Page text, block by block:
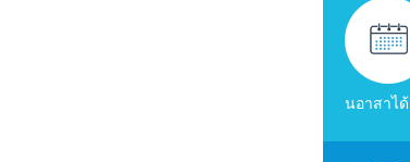
นอาสาได้